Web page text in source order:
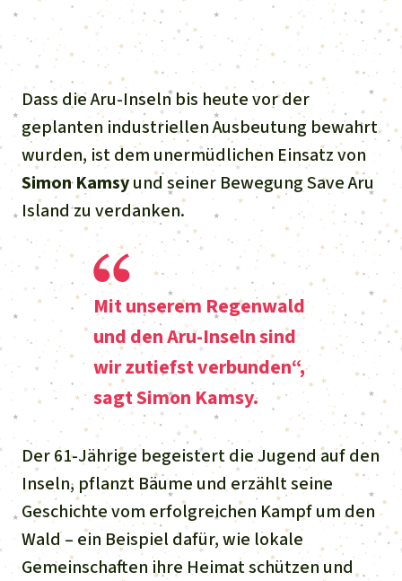
Aluminium
Gold
Fleisch und Soja
Landraub
Wilderei
Staudämme
Straßen
Zement und Beton
Ältere Ausgaben
Kontakt
Transparenz
Freianzeigen
Italiano
Português
Indonesia
Waldschutz
Schutz von Indigenen
Spenden für eine Region
Südostasien
Afrika
Lateinamerika
Dass die Aru-Inseln bis heute vor der
geplanten industriellen Ausbeutung bewahrt
wurden, ist dem unermüdlichen Einsatz von
Simon Kamsyund seiner BewegungSave Aru
Islandzu verdanken.
Mit unserem Regenwald
und den Aru-Inseln sind
wir zutiefst verbunden“,
sagt Simon Kamsy.
Der 61-Jährige begeistert die Jugend auf den
Inseln, pflanzt Bäume und erzählt seine
Geschichte vom erfolgreichen Kampf um den
Wald – ein Beispiel dafür, wie lokale
Gemeinschaften ihre Heimat schützen und